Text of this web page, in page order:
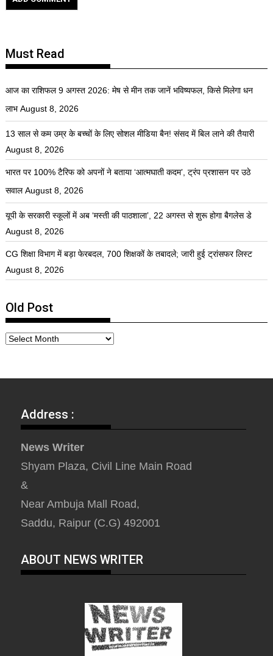
Must Read
आज का राशिफल 9 अगस्त 2026: मेष से मीन तक जानें भविष्यफल, किसे मिलेगा धन
लाभ August 8, 2026
13 साल से कम उम्र के बच्चों के लिए सोशल मीडिया बैन! संसद में बिल लाने की तैयारी
August 8, 2026
भारत पर 100% टैरिफ को अपनों ने बताया ‘आत्मघाती कदम’, ट्रंप प्रशासन पर उठे
सवाल August 8, 2026
यूपी के सरकारी स्कूलों में अब ‘मस्ती की पाठशाला’, 22 अगस्त से शुरू होगा बैगलेस डे
August 8, 2026
CG शिक्षा विभाग में बड़ा फेरबदल, 700 शिक्षकों के तबादले; जारी हुई ट्रांसफर लिस्ट
August 8, 2026
Old Post
Address :
News Writer
Shyam Plaza, Civil Line Main Road
&
Near Ambuja Mall Road,
Saddu, Raipur (C.G) 492001
ABOUT NEWS WRITER